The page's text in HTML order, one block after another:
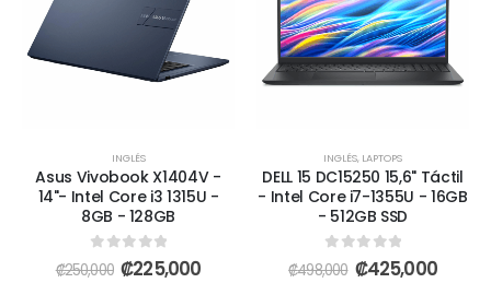
INGLÉS
Asus Vivobook X1404V -
14"- Intel Core i3 1315U -
8GB - 128GB
0 out of 5
₡250,000 ₡225,000
INGLÉS, LAPTOPS
DELL 15 DC15250 15,6" Táctil
- Intel Core i7-1355U - 16GB
- 512GB SSD
0out of 5
₡498,000 ₡425,000